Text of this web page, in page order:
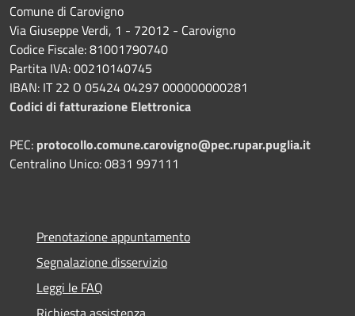
Comune di Carovigno
Via Giuseppe Verdi, 1 - 72012 - Carovigno
Codice Fiscale: 81001790740
Partita IVA: 00210140745
IBAN: IT 22 O 05424 04297 000000000281
Codici di fatturazione Elettronica
PEC: protocollo.comune.carovigno@pec.rupar.puglia.it
Centralino Unico: 0831 997111
Prenotazione appuntamento
Segnalazione disservizio
Leggi le FAQ